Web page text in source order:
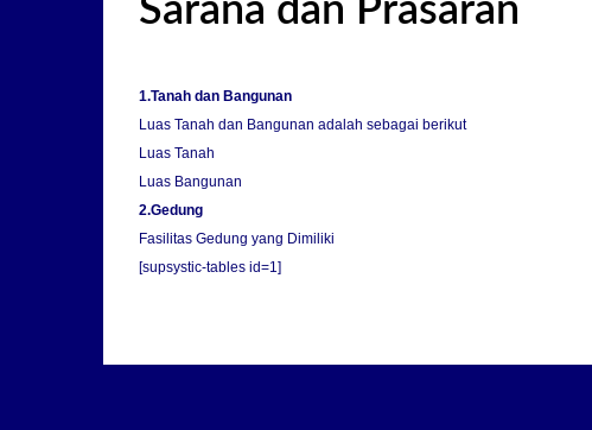
Sarana dan Prasaran
1.Tanah dan Bangunan
Luas Tanah dan Bangunan adalah sebagai berikut
Luas Tanah
Luas Bangunan
2.Gedung
Fasilitas Gedung yang Dimiliki
[supsystic-tables id=1]